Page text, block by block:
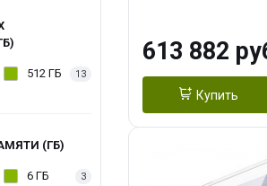
512 ГБ 13
(ГБ)
6 ГБ 3
Turbo/ 960 ГБ
613 882
Купить